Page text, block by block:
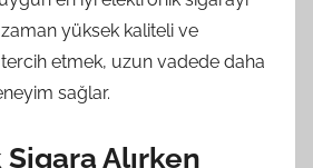
yüksek kaliteli ve
etmek, uzun vadede daha
sağlar.
Alırken